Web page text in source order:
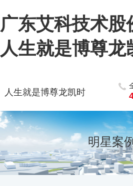
广东艾科技术股
人生就是博尊龙
人生就是博尊龙凯时
明星案